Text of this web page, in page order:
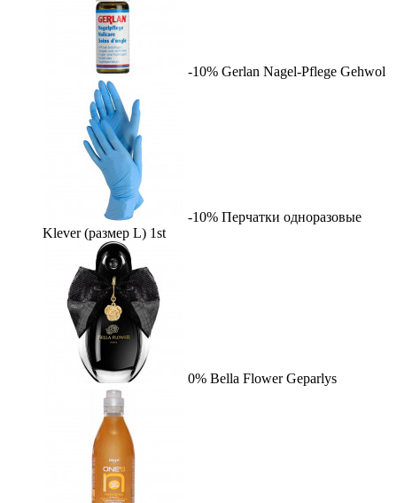
-10% Gerlan Nagel-Pflege Gehwol
-10% Перчатки одноразовые
Klever (размер L) 1st
0% Bella Flower Geparlys